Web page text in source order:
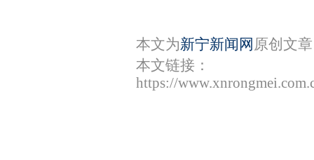
本文为新宁新闻网 原创文
本文链接：
https://